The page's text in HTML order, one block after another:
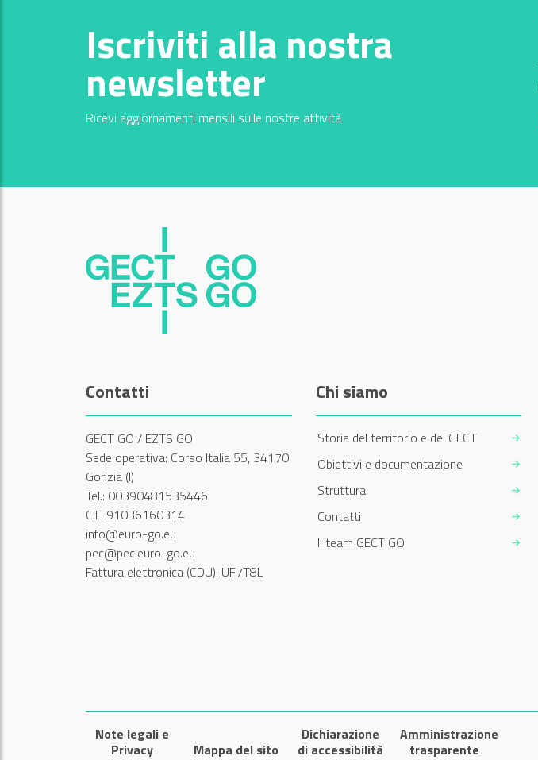
Iscriviti alla nostra
newsletter
Ricevi aggiornamenti mensili sulle nostre attività
Contatti
GECT GO / EZTS GO
Sede operativa: Corso Italia 55, 34170
Gorizia (I)
Tel.: 00390481535446
C.F. 91036160314
info@euro-go.eu
pec@pec.euro-go.eu
Fattura elettronica (CDU): UF7T8L
Chi siamo
Storia del territorio e del GECT
Obiettivi e documentazione
Struttura
Contatti
Il team GECT GO
Note legali e
Privacy
Mappa del sito
Dichiarazione
di accessibilità
Amministrazione
trasparente